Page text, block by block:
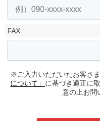
FAX
※ご入力いただいたお客さま
について」 に基づき適正に
意の上お問